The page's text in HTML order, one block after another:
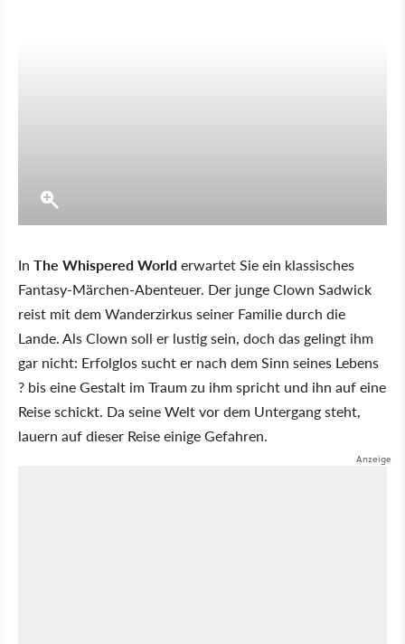
In The Whispered Worlderwartet Sie ein klassisches
Fantasy-Märchen-Abenteuer. Der junge Clown Sadwick
reist mit dem Wanderzirkus seiner Familie durch die
Lande. Als Clown soll er lustig sein, doch das gelingt ihm
gar nicht: Erfolglos sucht er nach dem Sinn seines Lebens
? bis eine Gestalt im Traum zu ihm spricht und ihn auf eine
Reise schickt. Da seine Welt vor dem Untergang steht,
lauern auf dieser Reise einige Gefahren.